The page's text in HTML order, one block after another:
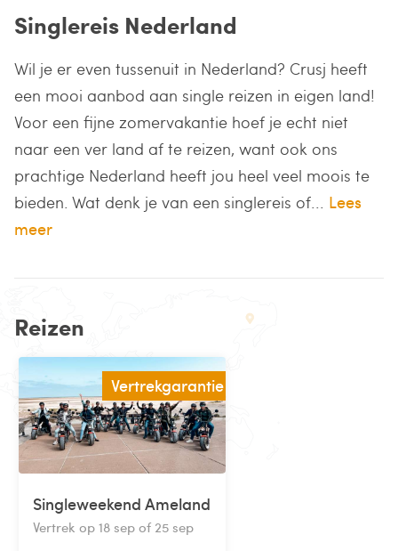
Singlereis Nederland
Wil je er even tussenuit in Nederland? Crusj heeft
een mooi aanbod aan single reizen in eigen land!
Voor een fijne zomervakantie hoef je echt niet
naar een ver land af te reizen, want ook ons
prachtige Nederland heeft jou heel veel moois te
bieden. Wat denk je van een singlereis of... Lees
meer
Reizen
Vertrekgarantie
Singleweekend Ameland
Vertrek op 18 sep of 25 sep